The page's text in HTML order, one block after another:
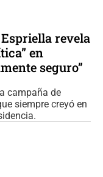
revela
en
seguro”
campaña de
siempre creyó en